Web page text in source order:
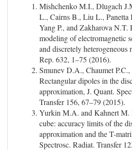
Mishchenko M.I., Dlugach
L., Cairns B., Liu L.,
Yang P., and Zakharova N.T.
modeling of electromagnetic
and discretely heterogeneous
Rep. 632, 1–75 (2016).
Smunev D.A., Chaumet
Rectangular dipoles in the
approximation, J. Quant.
Transfer 156, 67–79 (2015).
Yurkin M.A. and Kahnert M.
cube: accuracy limits of the
approximation and the T-
Spectrosc. Radiat. Transfer